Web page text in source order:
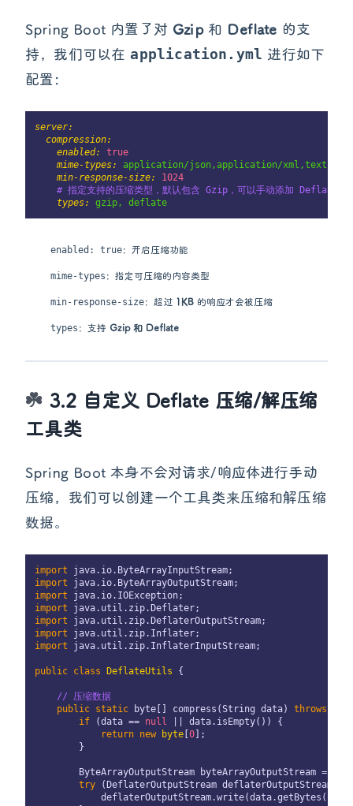
Spring Boot 内置了对 Gzip和 Deflate 的支
持，我们可以在 application.yml 进行如下
配置：
server:
compression:
enabled:
true
mime-types:
application/json,application/xml,text/
min-response-size:
1024
# 指定支持的压缩类型，默认包含 Gzip，可以手动添加 Deflate
types:
gzip, deflate
enabled: true：开启压缩功能
mime-types ：指定可压缩的内容类型
min-response-size：超过 1KB 的响应才会被压缩
types ：支持 Gzip 和 Deflate
3.2 自定义 Deflate 压缩/解压缩
工具类
Spring Boot 本身不会对请求/响应体进行手动
压缩，我们可以创建一个工具类来压缩和解压缩
数据。
import
import
import
import
import
import
import java.util.zip.InflaterInputStream;
public class DeflateUtils {
// 压缩数据
public static byte [] compress(String data) throws
if (data == null
|| data.isEmpty()) {
return new byte [0];
        }
ByteArrayOutputStream byteArrayOutputStream =
try (DeflaterOutputStream deflaterOutputStream
            deflaterOutputStream.write(data.getBytes());